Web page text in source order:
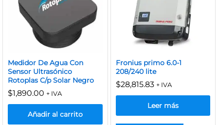
Medidor De Agua Con
Sensor Ultrasónico
Rotoplas C/p Solar Negro
$1,890.00 + IVA
Añadir al carrito
Fronius primo 6.0-1
208/240 lite
$28,815.83 + IVA
Leer más